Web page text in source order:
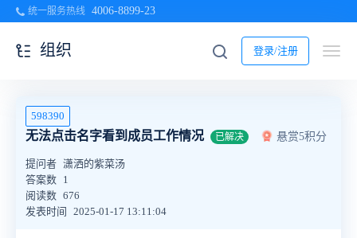
统一服务热线 4006-8899-23
登录/注册
组织
598390
无法点击名字看到成员工作情况 已解决 悬赏5积分
提问者 潇洒的紫菜汤
答案数 1
阅读数 676
发表时间
2025-01-17 13:11:04